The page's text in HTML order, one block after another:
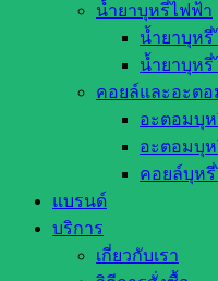
น้ำยาบุหรี่ไฟฟ้า
น้ำยาบุหรี่
น้ำยาบุห
คอยล์และอะตอ
อะตอมบุห
อะตอมบุห
คอยล์บุห
แบรนด์
บริการ
เกี่ยวกับเรา